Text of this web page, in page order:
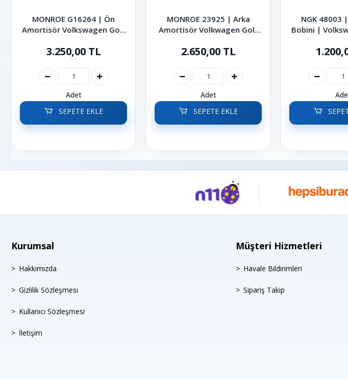
MONROE G16264 | Ön
Amortisör Volkswagen Golf
3.250,00 TL
Adet
SEPETE EKLE
MONROE 23925 | Arka
Amortisör Volkwagen Golf
2.650,00 TL
Adet
SEPETE EKLE
NGK 48003
Bobini |
Polo Passat
Kurumsal
Hakkımızda
Gizlilik Sözleşmesi
Kullanıcı Sözleşmesi
İletişim
Müşteri Hizmetleri
Havale Bildirimleri
Sipariş Takip